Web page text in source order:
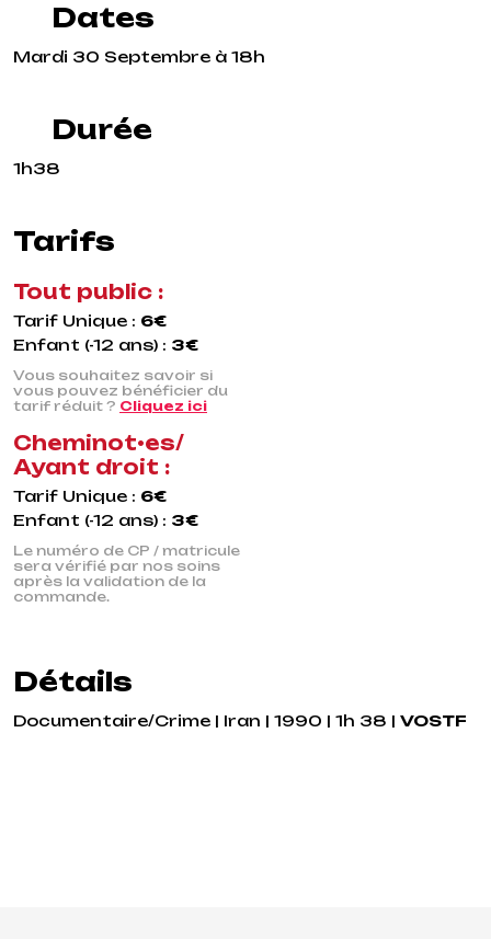
Dates
Mardi 30 Septembre à 18h
Durée
1h38
Tarifs
Tout public :
Tarif Unique : 6€
Enfant (-12 ans) : 3€
Vous souhaitez savoir si
vous pouvez bénéficier du
tarif réduit ? Cliquez ici
Cheminot•es/
Ayant droit :
Tarif Unique : 6€
Enfant (-12 ans) : 3€
Le numéro de CP / matricule
sera vérifié par nos soins
après la validation de la
commande.
Détails
Documentaire/Crime | Iran | 1990 | 1h 38 | VOSTF